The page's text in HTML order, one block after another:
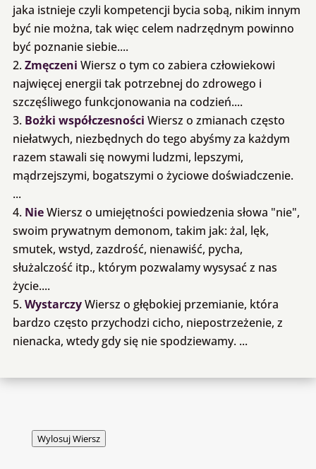
jaka istnieje czyli kompetencji bycia sobą, nikim innym
być nie można, tak więc celem nadrzędnym powinno
być poznanie siebie....
Zmęczeni Wiersz o tym co zabiera człowiekowi
najwięcej energii tak potrzebnej do zdrowego i
szczęśliwego funkcjonowania na codzień....
Bożki współczesności Wiersz o zmianach często
niełatwych, niezbędnych do tego abyśmy za każdym
razem stawali się nowymi ludzmi, lepszymi,
mądrzejszymi, bogatszymi o życiowe doświadczenie.
...
NieWiersz o umiejętności powiedzenia słowa "nie",
swoim prywatnym demonom, takim jak: żal, lęk,
smutek, wstyd, zazdrość, nienawiść, pycha,
służalczość itp., którym pozwalamy wysysać z nas
życie....
WystarczyWiersz o głębokiej przemianie, która
bardzo często przychodzi cicho, niepostrzeżenie, z
nienacka, wtedy gdy się nie spodziewamy. ...
Wylosuj Wiersz